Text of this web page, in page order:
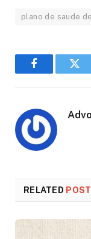
plano de saude
Facebook
RELATED